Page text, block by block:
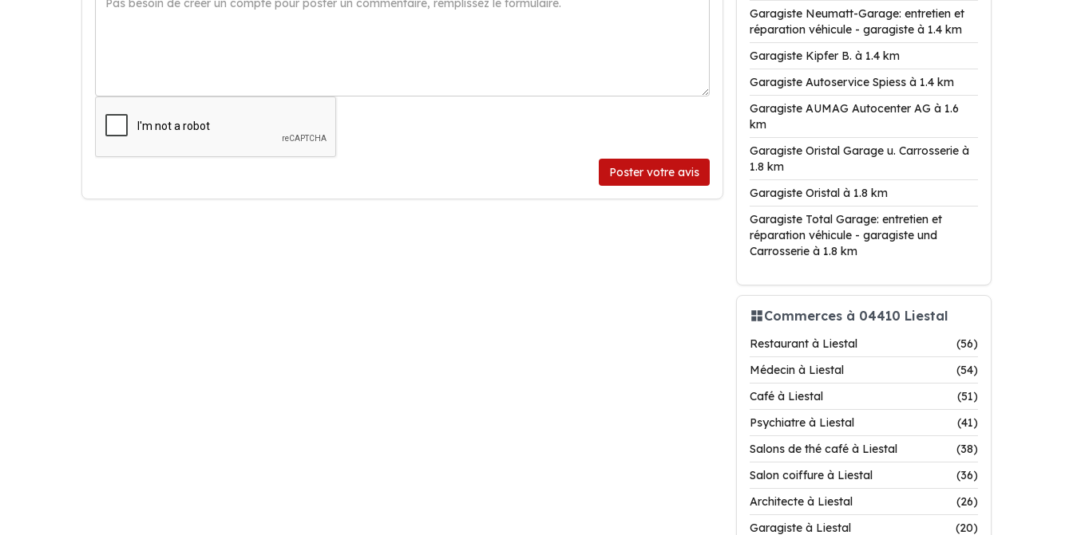
Poster votre avis
Garagiste Neumatt-Garage: entretien et
réparation véhicule - garagiste à 1.4 km
Garagiste Kipfer B. à 1.4 km
Garagiste Autoservice Spiess à 1.4 km
Garagiste AUMAG Autocenter AG à 1.6
km
Garagiste Oristal Garage u. Carrosserie à
1.8 km
Garagiste Oristal à 1.8 km
Garagiste Total Garage: entretien et
réparation véhicule - garagiste und
Carrosserie à 1.8 km
Commerces à 04410 Liestal
Restaurant à Liestal
(56)
Médecin à Liestal
(54)
Café à Liestal
(51)
Psychiatre à Liestal
(41)
Salons de thé café à Liestal
(38)
Salon coiffure à Liestal
(36)
Architecte à Liestal
(26)
Garagiste à Liestal
(20)